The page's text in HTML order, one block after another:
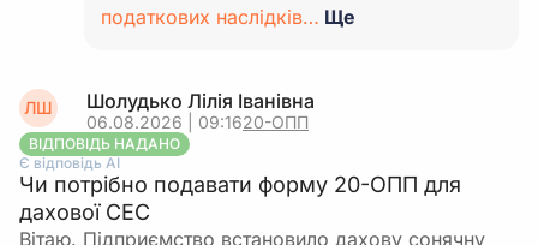
податкових наслідків… Ще
ЛШ Шолудько Лілія Іванівна
06.08.2026 | 09:1620-ОПП
ВІДПОВІДЬ НАДАНО
Є відповідь АІ
Чи потрібно подавати форму 20-ОПП для
дахової СЕС
Вітаю. Підприємство встановило дахову сонячну